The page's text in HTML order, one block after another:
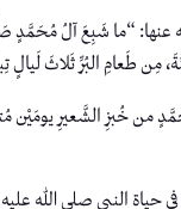
عنها: “ما شَبِعَ آلُ مُحَمَّدٍ
مِن طَعامِ البُرِّ ثَلاثَ لَيالٍ
من خُبزِ الشَّعيرِ يومَيْن
حياة النبي صلى الله